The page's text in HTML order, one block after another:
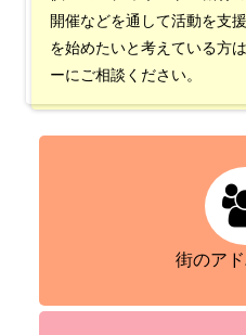
開催などを通して活動を支
を始めたいと考えている方
ーにご相談ください。
街のア